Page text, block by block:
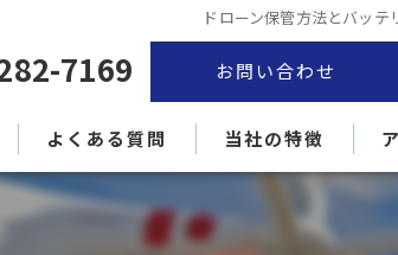
ドローン保管方法とバッ
7169 お問い合わせ
よくある質問 当社の特徴
厚木市のドローン